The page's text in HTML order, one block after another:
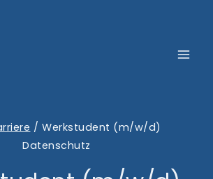
/ Werkstudent (m/w/d)
Datenschutz